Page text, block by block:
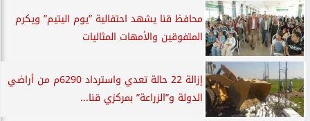
محافظ قنا يشهد احتفالية ”يوم اليتيم” ويكرم
المتفوقين والأمهات المثاليات
إزالة 22 حالة تعدي واسترداد 6290م من أراضي
الدولة و”الزراعة” بمركزي قنا...